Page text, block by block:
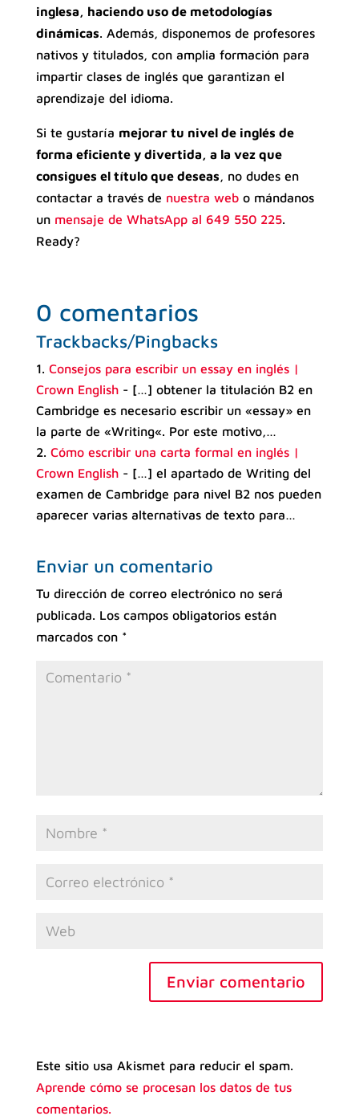
inglesa, haciendo uso de metodologías
dinámicas. Además, disponemos de profesores
nativos y titulados, con amplia formación para
impartir clases de inglés que garantizan el
aprendizaje del idioma.
Si te gustaría mejorar tu nivel de inglés de
forma eficiente y divertida, a la vez que
consigues el título que deseas, no dudes en
contactar a través de nuestra webo mándanos
un mensaje de WhatsApp al 649 550 225.
Ready?
0 comentarios
Trackbacks/Pingbacks
Consejos para escribir un essay en inglés |
Crown English- […] obtener la titulación B2 en
Cambridge es necesario escribir un «essay» en
la parte de «Writing«. Por este motivo,…
Cómo escribir una carta formal en inglés |
Crown English- […] el apartado de Writing del
examen de Cambridge para nivel B2 nos pueden
aparecer varias alternativas de texto para…
Enviar un comentario
Tu dirección de correo electrónico no será
publicada. Los campos obligatorios están
marcados con *
Enviar comentario
Este sitio usa Akismet para reducir el spam.
Aprende cómo se procesan los datos de tus
comentarios.